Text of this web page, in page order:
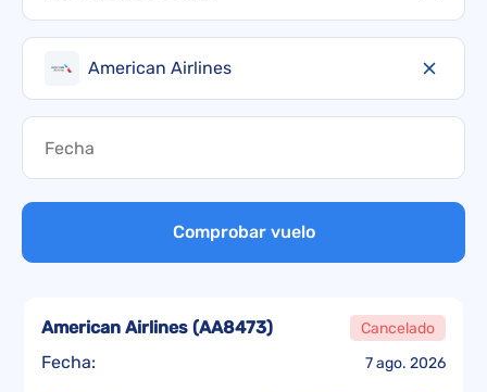
American Airlines
Comprobar vuelo
Fecha: 7 ago. 2026
American Airlines (AA8473) Cancelado